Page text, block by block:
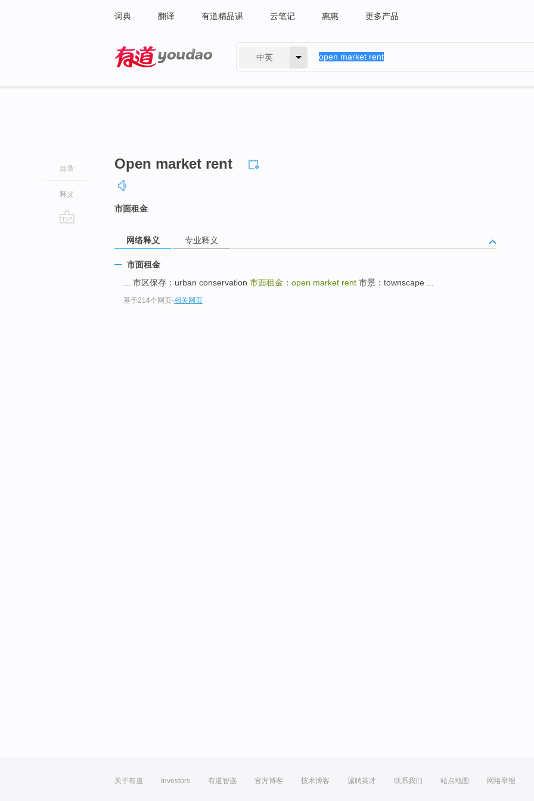
词典 翻译 有道精品课 云笔记 惠惠 更多产品
中英
目录
释义
Open market rent
市面租金
网络释义 专业释义
市面租金
... 市区保存：urban conservation 市面租金 ： open market rent 市景：townscape ...
基于214个网页-相关网页
关于有道 Investors 有道智选 官方博客 技术博客 诚聘英才 联系我们 站点地图 网络举报